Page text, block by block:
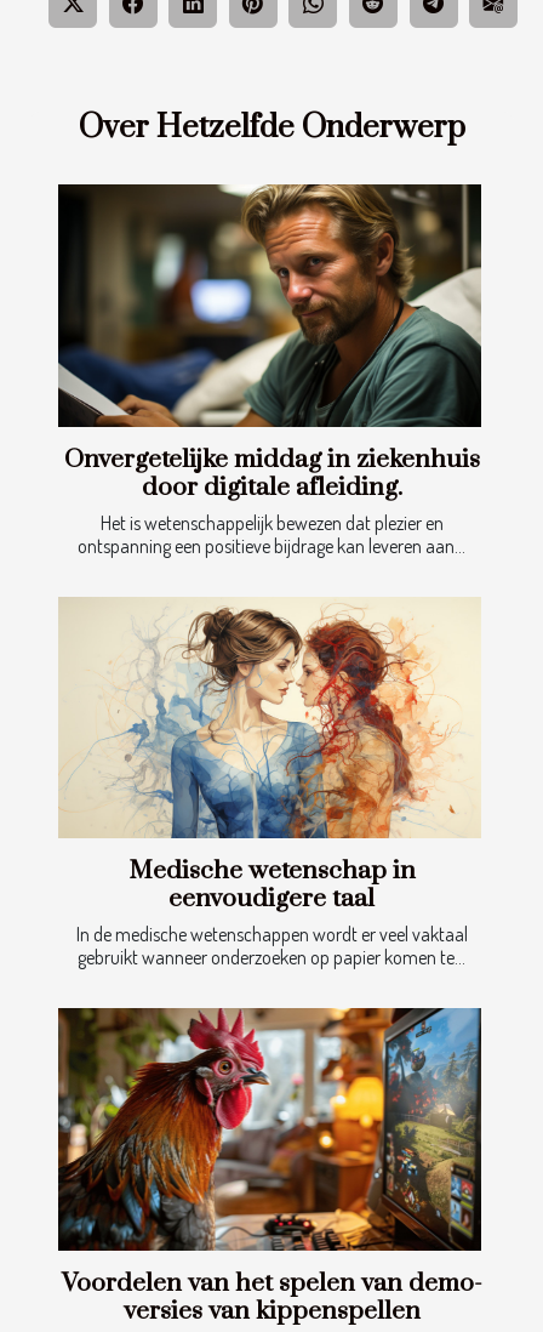
Over Hetzelfde Onderwerp
Onvergetelijke middag in ziekenhuis
door digitale afleiding.
Het is wetenschappelijk bewezen dat plezier en
ontspanning een positieve bijdrage kan leveren aan...
Medische wetenschap in
eenvoudigere taal
In de medische wetenschappen wordt er veel vaktaal
gebruikt wanneer onderzoeken op papier komen te...
Voordelen van het spelen van demo-
versies van kippenspellen